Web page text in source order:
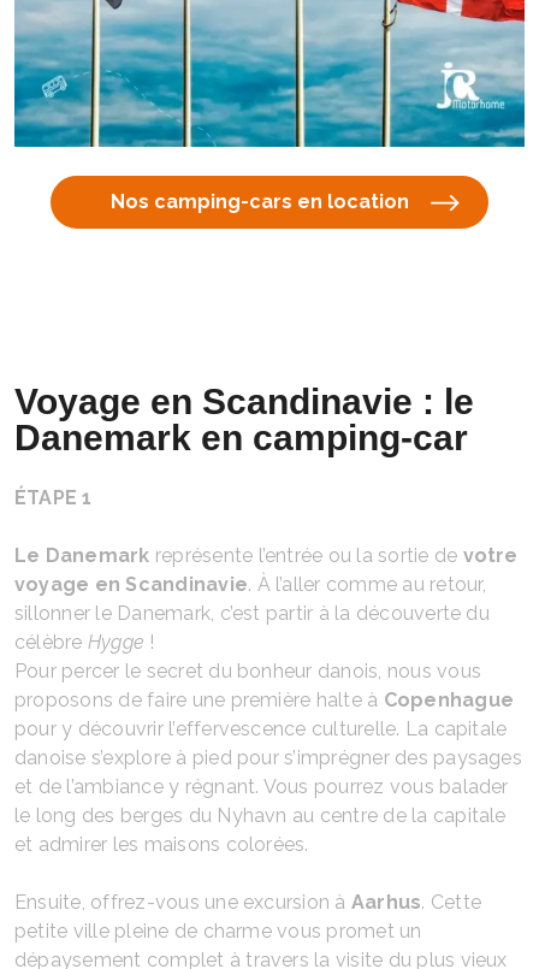
Nos camping-cars en location
Voyage en Scandinavie : le
Danemark en camping-car
ÉTAPE 1
Le Danemark représente l’entrée ou la sortie de votre
voyage en Scandinavie. À l’aller comme au retour,
sillonner le Danemark, c’est partir à la découverte du
célèbre Hygge !
Pour percer le secret du bonheur danois, nous vous
proposons de faire une première halte à Copenhague
pour y découvrir l’effervescence culturelle. La capitale
danoise s’explore à pied pour s’imprégner des paysages
et de l’ambiance y régnant. Vous pourrez vous balader
le long des berges du Nyhavn au centre de la capitale
et admirer les maisons colorées.
Ensuite, offrez-vous une excursion à Aarhus. Cette
petite ville pleine de charme vous promet un
dépaysement complet à travers la visite du plus vieux